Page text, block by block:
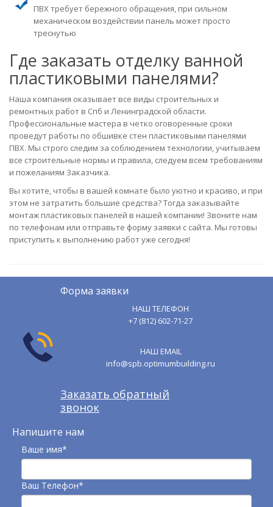
ПВХ требует бережного обращения, при сильном
механическом воздействии панель может просто
треснутью
Где заказать отделку ванной
пластиковыми панелями?
Наша компания оказывает все виды строительных и
ремонтных работ в Спб и Ленинградской области.
Профессиональные мастера в четко оговоренные сроки
проведут работы по обшивке стен пластиковыми панелями
ПВХ. Мы строго следим за соблюдением технологии, учитываем
все строительные нормы и правила, следуем всем требованиям
и пожеланиям Заказчика.
Вы хотите, чтобы в вашей комнате было уютно и красиво, и при
этом не затратить большие средства? Тогда заказывайте
монтаж пластиковых панелей в нашей компании! Звоните нам
по телефонам или отправьте форму заявки с сайта. Мы готовы
приступить к выполнению работ уже сегодня!
Форма заявки
НАШ ТЕЛЕФОН
+7 (812) 602-71-27
НАШ EMAIL
info@spb.optimumbuilding.ru
Заказать обратный
звонок
Напишите нам
Ваше имя*
Ваш Телефон*